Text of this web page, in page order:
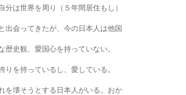
は世界を周り（５年間居住もし）
出会ってきたが、今の日本人は他国
歴史観、愛国心を持っていない。
りを持っているし、愛している。
を壊そうとする日本人がいる。おか